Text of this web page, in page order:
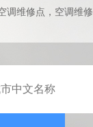
调维修点，空调维